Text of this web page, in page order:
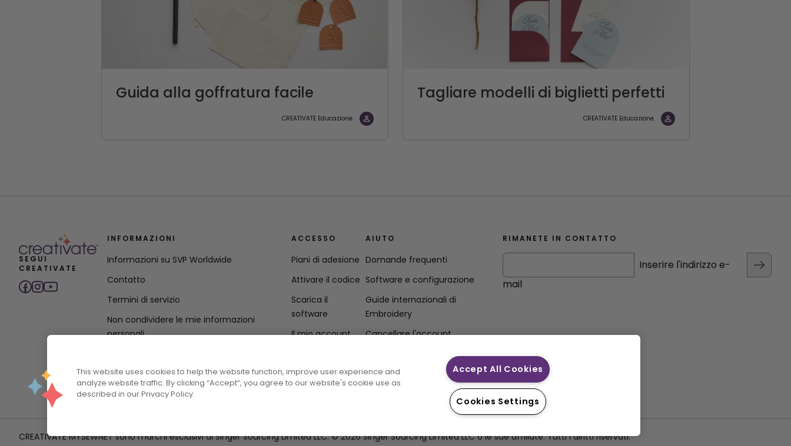
Guida alla goffratura facile
CREATIVATE Educazione
Tagliare modelli di biglietti perfetti
CREATIVATE Educazione
SEGUI
CREATIVATE
INFORMAZIONI
Informazioni su SVP Worldwide
Contatto
Termini di servizio
Non condividere le mie informazioni
personali
Dichiarazione sulla politica di accessibilità
ACCESSO
Piani di adesione
Attivare il codice
Scarica il
software
Il mio account
AIUTO
Domande frequenti
Software e configurazione
Guide internazionali di
Embroidery
Cancellare l'account
RIMANETE IN CONTATTO
Inserire l'indirizzo e-
mail
CREATIVATE MYSEWNET sono marchi esclusivi di Singer Sourcing Limited LLC. © 2026 Singer Sourcing Limited LLC o le sue affiliate. Tutti i diritti riservati.
This website uses cookies to help the website function, improve user experience and
analyze website traffic. By clicking “Accept“, you agree to our website's cookie use as
described in our Privacy Policy.
Accept All Cookies
Cookies Settings